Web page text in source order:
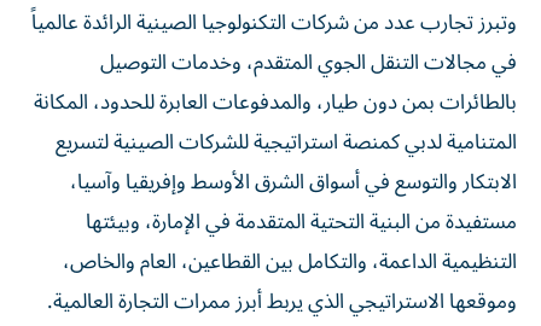
وتبرز تجارب عدد من شركات التكنولوجيا الصينية الرائدة عالمياً
في مجالات التنقل الجوي المتقدم، وخدمات التوصيل
بالطائرات بمن دون طيار، والمدفوعات العابرة للحدود، المكانة
المتنامية لدبي كمنصة استراتيجية للشركات الصينية لتسريع
الابتكار والتوسع في أسواق الشرق الأوسط وإفريقيا وآسيا،
مستفيدة من البنية التحتية المتقدمة في الإمارة، وبيئتها
التنظيمية الداعمة، والتكامل بين القطاعين، العام والخاص،
وموقعها الاستراتيجي الذي يربط أبرز ممرات التجارة العالمية.